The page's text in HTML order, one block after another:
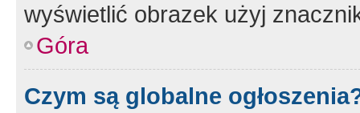
wyświetlić obrazek użyj
Góra
Czym są globalne